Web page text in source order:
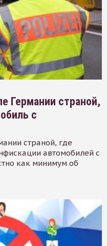
Германии страной,
с
страной, где
автомобилей с
как минимум об